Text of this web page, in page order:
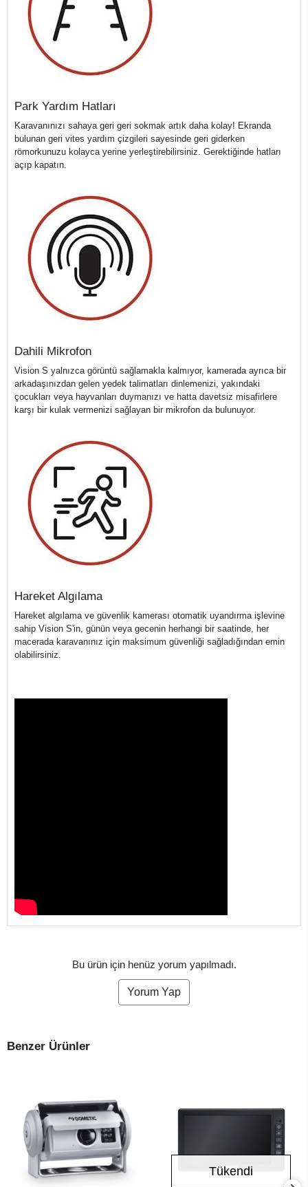
Park Yardım Hatları
Karavanınızı sahaya geri geri sokmak artık daha kolay! Ekranda
bulunan geri vites yardım çizgileri sayesinde geri giderken
römorkunuzu kolayca yerine yerleştirebilirsiniz. Gerektiğinde hatları
açıp kapatın.
Dahili Mikrofon
Vision S yalnızca görüntü sağlamakla kalmıyor, kamerada ayrıca bir
arkadaşınızdan gelen yedek talimatları dinlemenizi, yakındaki
çocukları veya hayvanları duymanızı ve hatta davetsiz misafirlere
karşı bir kulak vermenizi sağlayan bir mikrofon da bulunuyor.
Hareket Algılama
Hareket algılama ve güvenlik kamerası otomatik uyandırma işlevine
sahip Vision S'in, günün veya gecenin herhangi bir saatinde, her
macerada karavanınız için maksimum güvenliği sağladığından emin
olabilirsiniz.
Bu ürün için henüz yorum yapılmadı.
Yorum Yap
Benzer Ürünler
Tükendi